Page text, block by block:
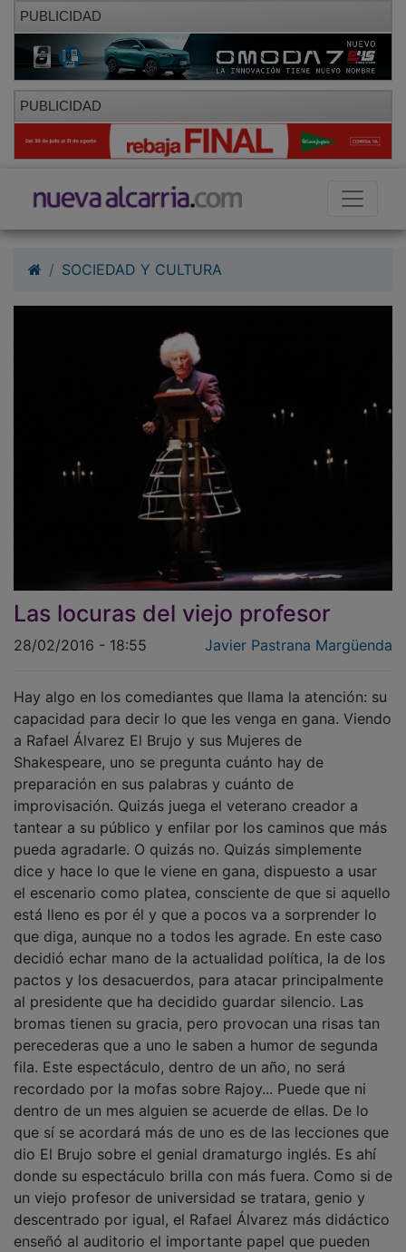
PUBLICIDAD
PUBLICIDAD
SOCIEDAD Y CULTURA
Las locuras del viejo profesor
28/02/2016 - 18:55 Javier Pastrana Margüenda
Hay algo en los comediantes que llama la atención: su
capacidad para decir lo que les venga en gana. Viendo
a Rafael Álvarez El Brujo y sus Mujeres de
Shakespeare, uno se pregunta cuánto hay de
preparación en sus palabras y cuánto de
improvisación. Quizás juega el veterano creador a
tantear a su público y enfilar por los caminos que más
pueda agradarle. O quizás no. Quizás simplemente
dice y hace lo que le viene en gana, dispuesto a usar
el escenario como platea, consciente de que si aquello
está lleno es por él y que a pocos va a sorprender lo
que diga, aunque no a todos les agrade. En este caso
decidió echar mano de la actualidad política, la de los
pactos y los desacuerdos, para atacar principalmente
al presidente que ha decidido guardar silencio. Las
bromas tienen su gracia, pero provocan una risas tan
perecederas que a uno le saben a humor de segunda
fila. Este espectáculo, dentro de un año, no será
recordado por la mofas sobre Rajoy... Puede que ni
dentro de un mes alguien se acuerde de ellas. De lo
que sí se acordará más de uno es de las lecciones que
dio El Brujo sobre el genial dramaturgo inglés. Es ahí
donde su espectáculo brilla con más fuera. Como si de
un viejo profesor de universidad se tratara, genio y
descentrado por igual, el Rafael Álvarez más didáctico
enseñó al auditorio el importante papel que pueden